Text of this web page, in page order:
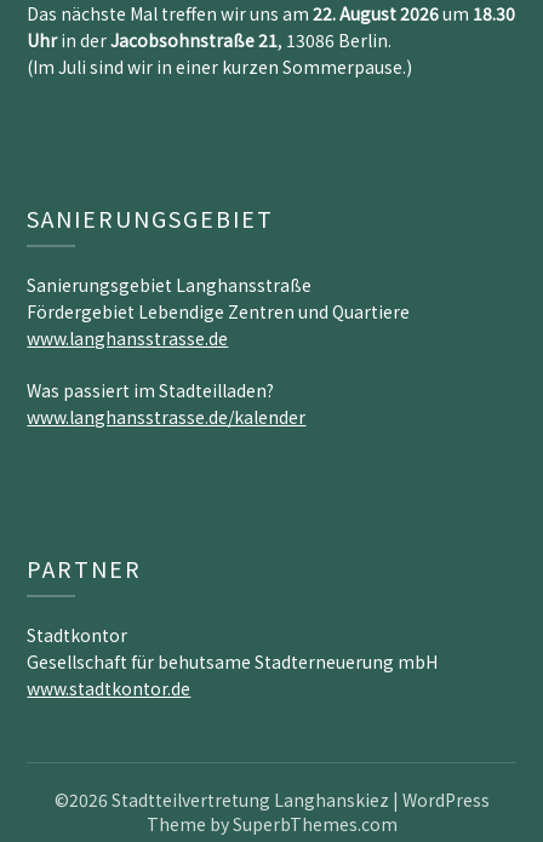
Das nächste Mal treffen wir uns am22. August 2026um 18.30
Uhrin derJacobsohnstraße 21, 13086 Berlin.
(Im Juli sind wir in einer kurzen Sommerpause.)
SANIERUNGSGEBIET
Sanierungsgebiet Langhansstraße
Fördergebiet Lebendige Zentren und Quartiere
www.langhansstrasse.de
Was passiert im Stadteilladen?
www.langhansstrasse.de/kalender
PARTNER
Stadtkontor
Gesellschaft für behutsame Stadterneuerung mbH
www.stadtkontor.de
©2026 Stadtteilvertretung Langhanskiez | WordPress
Theme bySuperbThemes.com